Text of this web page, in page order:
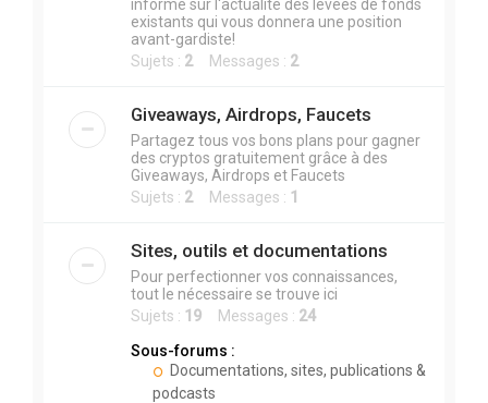
informé sur l'actualité des levées de fonds
existants qui vous donnera une position
avant-gardiste!
Sujets : 2Messages : 2
Giveaways, Airdrops, Faucets
Partagez tous vos bons plans pour gagner
des cryptos gratuitement grâce à des
Giveaways, Airdrops et Faucets
Sujets : 2Messages : 1
Sites, outils et documentations
Pour perfectionner vos connaissances,
tout le nécessaire se trouve ici
Sujets : 19 Messages : 24
Sous-forums :
Documentations, sites, publications &
podcasts